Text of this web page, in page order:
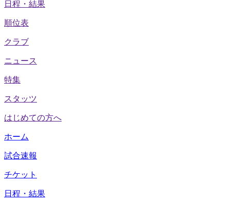
日程・結果
順位表
クラブ
ニュース
特集
スタッツ
はじめての方へ
ホーム
試合速報
チケット
日程・結果